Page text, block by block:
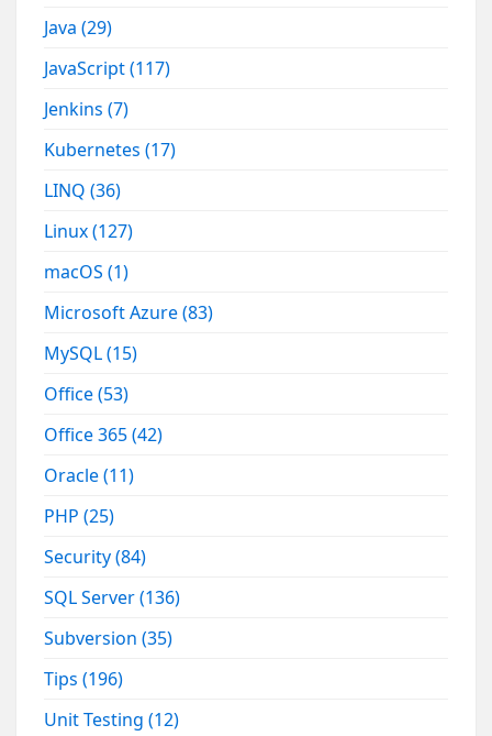
Java(29)
JavaScript(117)
Jenkins(7)
Kubernetes(17)
LINQ(36)
Linux(127)
macOS(1)
Microsoft Azure(83)
MySQL(15)
Office(53)
Office 365(42)
Oracle(11)
PHP(25)
Security(84)
SQL Server(136)
Subversion(35)
Tips(196)
Unit Testing(12)